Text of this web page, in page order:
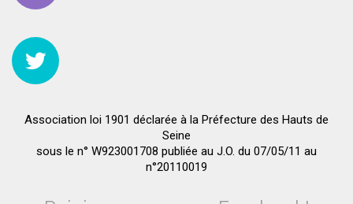
Association loi 1901 déclarée à la Préfecture des Hauts de
Seine
sous le n° W923001708 publiée au J.O. du 07/05/11 au
n°20110019